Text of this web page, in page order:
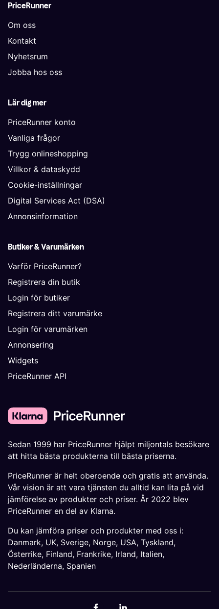
PriceRunner
Om oss
Kontakt
Nyhetsrum
Jobba hos oss
Lär dig mer
PriceRunner konto
Vanliga frågor
Trygg onlineshopping
Villkor & dataskydd
Cookie-inställningar
Digital Services Act (DSA)
Annonsinformation
Butiker & Varumärken
Varför PriceRunner?
Registrera din butik
Login för butiker
Registrera ditt varumärke
Login för varumärken
Annonsering
Widgets
PriceRunner API
Sedan 1999 har PriceRunner hjälpt miljontals besökare
att hitta bästa produkterna till bästa priserna.
PriceRunner är helt oberoende och gratis att använda.
Vår vision är att vara tjänsten du alltid kan lita på vid
jämförelse av produkter och priser. År 2022 blev
PriceRunner en del av Klarna.
Du kan jämföra priser och produkter med oss i:
Danmark, UK, Sverige, Norge, USA, Tyskland,
Österrike, Finland, Frankrike, Irland, Italien,
Nederländerna, Spanien